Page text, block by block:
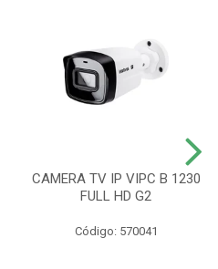
CAMERA TV IP VIPC B 1230
FULL HD G2
Código: 570041